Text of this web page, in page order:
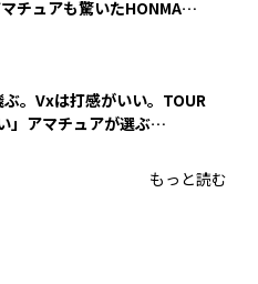
チュアも驚いたHONMA
ぶ。Vxは打感がいい。TOUR
」アマチュアが選ぶ
もっと読む